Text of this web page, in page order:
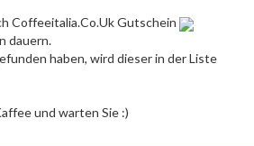
Coffeeitalia.Co.Uk Gutschein
dauern.
haben, wird dieser in der Liste
und warten Sie :)